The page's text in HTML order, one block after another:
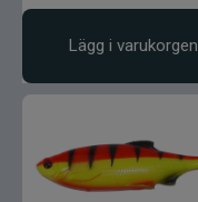
Lägg i varukorgen